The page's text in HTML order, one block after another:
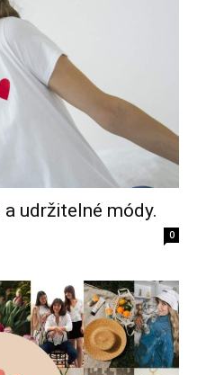
udržitelné módy.
0